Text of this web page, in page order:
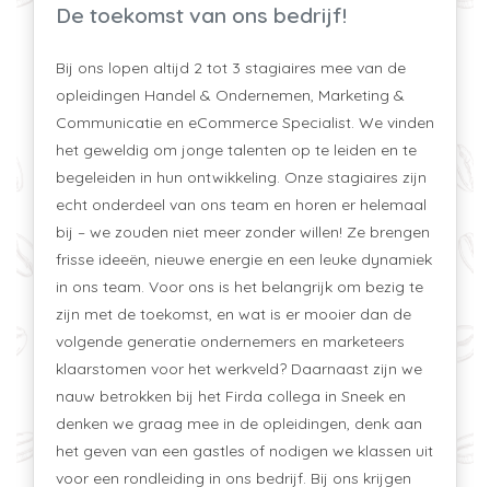
De toekomst van ons bedrijf!
Bij ons lopen altijd 2 tot 3 stagiaires mee van de
opleidingen Handel & Ondernemen, Marketing &
Communicatie en eCommerce Specialist. We vinden
het geweldig om jonge talenten op te leiden en te
begeleiden in hun ontwikkeling. Onze stagiaires zijn
echt onderdeel van ons team en horen er helemaal
bij – we zouden niet meer zonder willen! Ze brengen
frisse ideeën, nieuwe energie en een leuke dynamiek
in ons team. Voor ons is het belangrijk om bezig te
zijn met de toekomst, en wat is er mooier dan de
volgende generatie ondernemers en marketeers
klaarstomen voor het werkveld? Daarnaast zijn we
nauw betrokken bij het Firda collega in Sneek en
denken we graag mee in de opleidingen, denk aan
het geven van een gastles of nodigen we klassen uit
voor een rondleiding in ons bedrijf. Bij ons krijgen